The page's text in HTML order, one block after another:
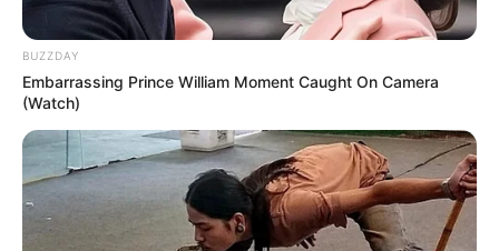
BUZZDAY
Embarrassing Prince William Moment Caught On Camera
(Watch)